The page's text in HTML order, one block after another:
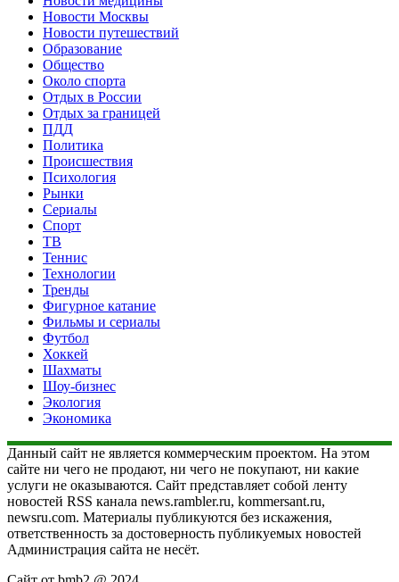
Новости Москвы
Новости путешествий
Образование
Общество
Около спорта
Отдых в России
Отдых за границей
ПДД
Политика
Происшествия
Психология
Рынки
Сериалы
Спорт
ТВ
Теннис
Технологии
Тренды
Фигурное катание
Фильмы и сериалы
Футбол
Хоккей
Шахматы
Шоу-бизнес
Экология
Экономика
Данный сайт не является коммерческим проектом. На этом
сайте ни чего не продают, ни чего не покупают, ни какие
услуги не оказываются. Сайт представляет собой ленту
новостей RSS канала news.rambler.ru, kommersant.ru,
newsru.com. Материалы публикуются без искажения,
ответственность за достоверность публикуемых новостей
Администрация сайта не несёт.